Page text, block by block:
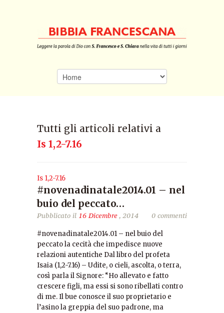
Tutti gli articoli relativi a
Is 1,2-7.16
Is 1,2-7.16
#novenadinatale2014.01 – nel
buio del peccato…
Pubblicato il 16 Dicembre, 2014 0 commenti
#novenadinatale2014.01 – nel buio del
peccato la cecità che impedisce nuove
relazioni autentiche Dal libro del profeta
Isaia (1,2-7.16) – Udite, o cieli, ascolta, o terra,
così parla il Signore: “Ho allevato e fatto
crescere figli, ma essi si sono ribellati contro
di me. Il bue conosce il suo proprietario e
l’asino la greppia del suo padrone, ma